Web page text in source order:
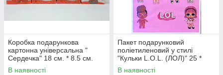
Коробка подарункова
картонна універсальна "
Сердечка" 18 см. * 8.5 см.
В наявності
Пакет подарунковий
поліетиленовий у стилі
"Кульки L.O.L. (ЛОЛ)" 25 *
16.5 см.
В наявності